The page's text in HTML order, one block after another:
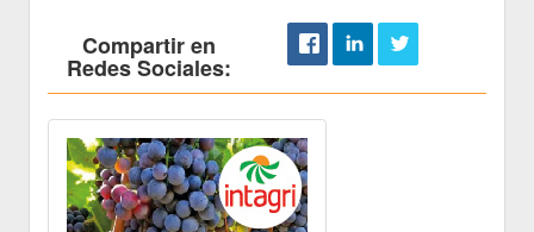
Compartir en
Redes Sociales: